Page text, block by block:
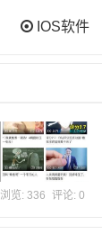
IOS软件
浏览: 336 评论: 0